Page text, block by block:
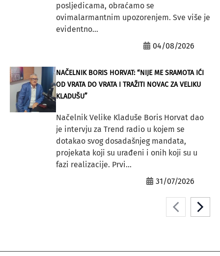
posljedicama, obraćamo se
ovimalarmantnim upozorenjem. Sve više je
evidentno...
04/08/2026
NAČELNIK BORIS HORVAT: “NIJE ME SRAMOTA IĆI
OD VRATA DO VRATA I TRAŽITI NOVAC ZA VELIKU
KLADUŠU”
Načelnik Velike Kladuše Boris Horvat dao
je intervju za Trend radio u kojem se
dotakao svog dosadašnjeg mandata,
projekata koji su urađeni i onih koji su u
fazi realizacije. Prvi...
31/07/2026